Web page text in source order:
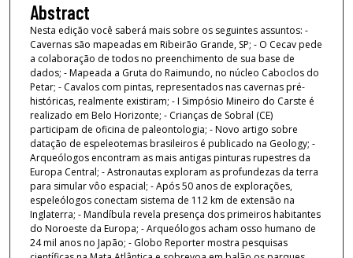
Abstract
Nesta edição você saberá mais sobre os seguintes assuntos: -
Cavernas são mapeadas em Ribeirão Grande, SP; - O Cecav pede
a colaboração de todos no preenchimento de sua base de
dados; - Mapeada a Gruta do Raimundo, no núcleo Caboclos do
Petar; - Cavalos com pintas, representados nas cavernas pré-
históricas, realmente existiram; - I Simpósio Mineiro do Carste é
realizado em Belo Horizonte; - Crianças de Sobral (CE)
participam de oficina de paleontologia; - Novo artigo sobre
datação de espeleotemas brasileiros é publicado na Geology; -
Arqueólogos encontram as mais antigas pinturas rupestres da
Europa Central; - Astronautas exploram as profundezas da terra
para simular vôo espacial; - Após 50 anos de explorações,
espeleólogos conectam sistema de 112 km de extensão na
Inglaterra; - Mandíbula revela presença dos primeiros habitantes
do Noroeste da Europa; - Arqueólogos acham osso humano de
24 mil anos no Japão; - Globo Reporter mostra pesquisas